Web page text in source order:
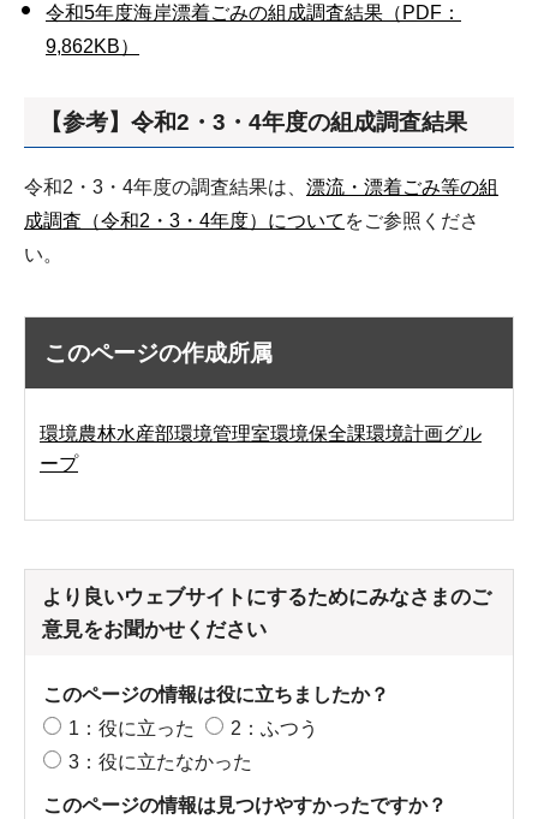
令和5年度海岸漂着ごみの組成調査結果（PDF：
9,862KB）
【参考】令和2・3・4年度の組成調査結果
令和2・3・4年度の調査結果は、 漂流・漂着ごみ等の組
成調査（令和2・3・4年度）について をご参照くださ
い。
このページの作成所属
環境農林水産部環境管理室環境保全課環境計画グル
ープ
より良いウェブサイトにするためにみなさまのご
意見をお聞かせください
このページの情報は役に立ちましたか？
1：役に立った
2：ふつう
3：役に立たなかった
このページの情報は見つけやすかったですか？